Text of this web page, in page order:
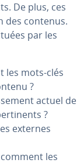
De plus, ces
des contenus.
par les
les mots-clés
?
actuel de
?
externes
les